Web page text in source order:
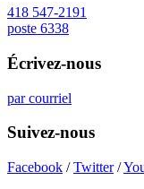
418 547-2191
poste 6338
Écrivez-nous
par courriel
Suivez-nous
Facebook /Twitter/